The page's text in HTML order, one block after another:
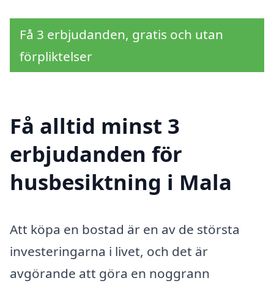
Få 3 erbjudanden, gratis och utan
förpliktelser
Få alltid minst 3
erbjudanden för
husbesiktning i Mala
Att köpa en bostad är en av de största
investeringarna i livet, och det är
avgörande att göra en noggrann